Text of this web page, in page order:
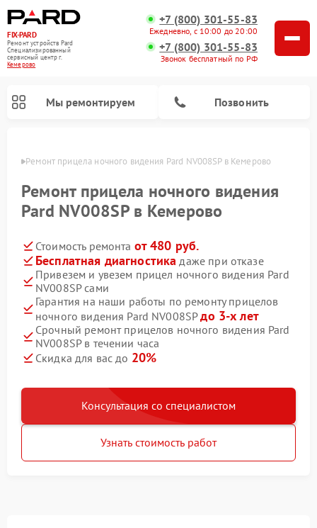
FIX-PARD
Ремонт устройств Pard
Специализированный
cервисный центр г.
Кемерово
+7 (800) 301-55-83
Ежедневно, с 10:00 до 20:00
+7 (800) 301-55-83
Звонок бесплатный по РФ
Мы ремонтируем Позвонить
Ремонт прицела ночного видения Pard NV008SP в Кемерово
Ремонт прицела ночного видения
Pard NV008SP в Кемерово
Стоимость ремонта от 480 руб.
Бесплатная диагностика даже при отказе
Привезем и увезем прицел ночного видения Pard
NV008SP сами
Гарантия на наши работы по ремонту прицелов
ночного видения Pard NV008SPдо 3-х лет
Срочный ремонт прицелов ночного видения Pard
NV008SP в течении часа
Скидка для вас до 20%
Консультация со специалистом
Узнать стоимость работ